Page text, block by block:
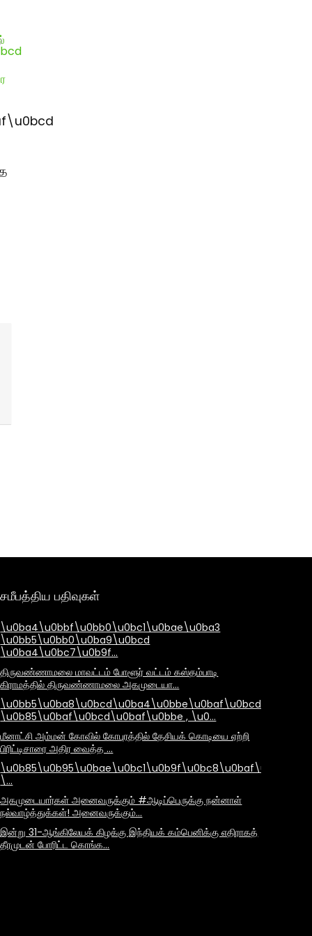
சமீபத்திய பதிவுகள்
\u0ba4\u0bbf\u0bb0\u0bc1\u0bae\u0ba3
\u0bb5\u0bb0\u0ba9\u0bcd
\u0ba4\u0bc7\u0b9f…
திருவண்ணாமலை மாவட்டம் போளூர் வட்டம் கஸ்தம்பாடி
கிராமத்தில் திருவண்ணாமலை அகமுடையா…
\u0bb5\u0ba8\u0bcd\u0ba4\u0bbe\u0baf\u0bcd
\u0b85\u0baf\u0bcd\u0baf\u0bbe , \u0…
மீனாட்சி அம்மன் கோவில் கோபுரத்தில் தேசியக் கொடியை ஏற்றி
பிரிட்டிசாரை அதிர வைத்த …
\…
அகமுடையார்கள் அனைவருக்கும் #ஆடிப்பெருக்கு நன்னாள்
நல்வாழ்த்துக்கள்! அனைவருக்கும்…
இன்று 31-ஆங்கிலேயக் கிழக்கு இந்தியக் கம்பெனிக்கு எதிராகத்
தீரமுடன் போரிட்ட கொங்க…